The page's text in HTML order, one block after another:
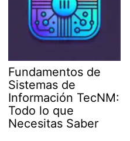
Fundamentos de
Sistemas de
Información TecNM:
Todo lo que
Necesitas Saber